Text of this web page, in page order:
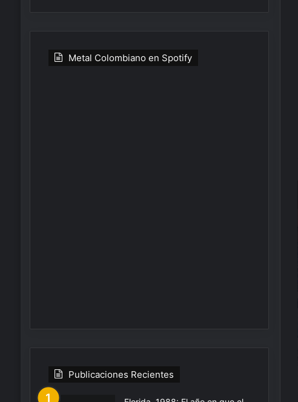
Metal Colombiano en Spotify
Publicaciones Recientes